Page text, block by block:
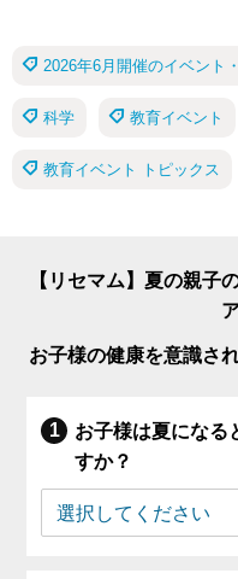
2026年6月開催のイベント
科学 教育イベント
教育イベント トピックス
【リセマム】夏の親子
お子様の健康を意識さ
お子様は夏になる
すか？